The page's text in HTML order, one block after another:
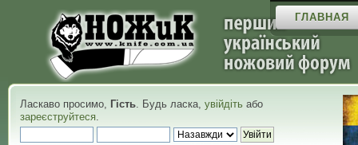
ГЛАВНАЯ
Ласкаво просимо, Гість. Будь ласка, увійдіть або
зареєструйтеся.